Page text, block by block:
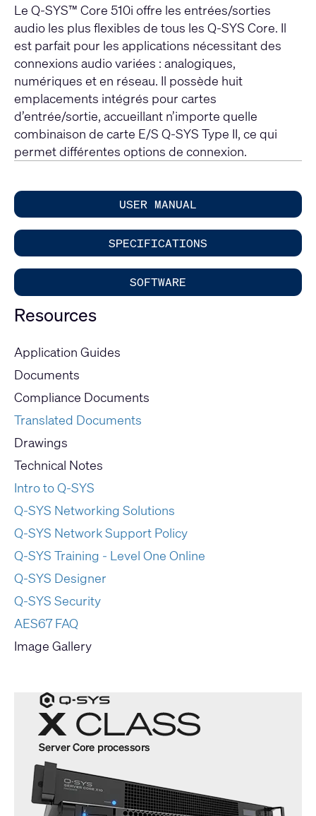
Le Q-SYS™ Core 510i offre les entrées/sorties
audio les plus flexibles de tous les Q-SYS Core. Il
est parfait pour les applications nécessitant des
connexions audio variées : analogiques,
numériques et en réseau. Il possède huit
emplacements intégrés pour cartes
d’entrée/sortie, accueillant n’importe quelle
combinaison de carte E/S Q-SYS Type II, ce qui
permet différentes options de connexion.
USER MANUAL
SPECIFICATIONS
SOFTWARE
Resources
Application Guides
Documents
Compliance Documents
Translated Documents
Drawings
Technical Notes
Intro to Q-SYS
Q-SYS Networking Solutions
Q-SYS Network Support Policy
Q-SYS Training - Level One Online
Q-SYS Designer
Q-SYS Security
AES67 FAQ
Image Gallery